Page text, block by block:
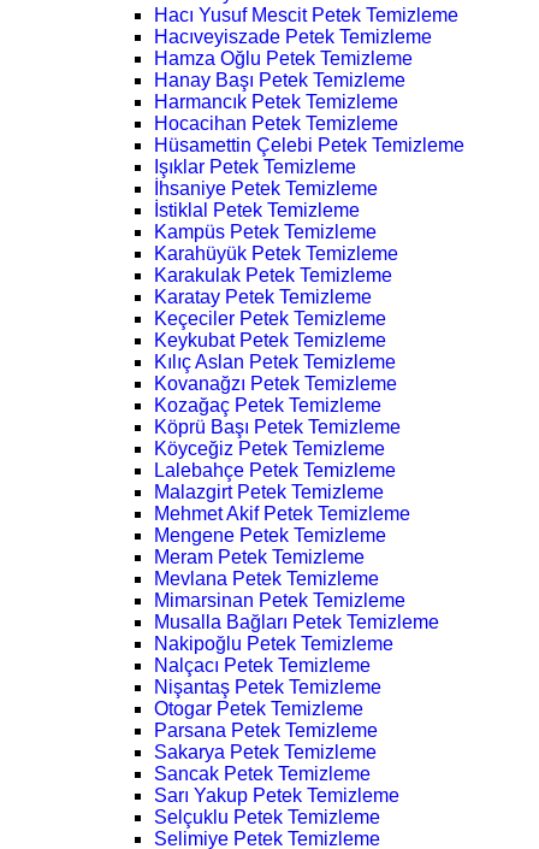
Hacı Yusuf Mescit Petek Temizleme
Hacıveyiszade Petek Temizleme
Hamza Oğlu Petek Temizleme
Hanay Başı Petek Temizleme
Harmancık Petek Temizleme
Hocacihan Petek Temizleme
Hüsamettin Çelebi Petek Temizleme
Işıklar Petek Temizleme
İhsaniye Petek Temizleme
İstiklal Petek Temizleme
Kampüs Petek Temizleme
Karahüyük Petek Temizleme
Karakulak Petek Temizleme
Karatay Petek Temizleme
Keçeciler Petek Temizleme
Keykubat Petek Temizleme
Kılıç Aslan Petek Temizleme
Kovanağzı Petek Temizleme
Kozağaç Petek Temizleme
Köprü Başı Petek Temizleme
Köyceğiz Petek Temizleme
Lalebahçe Petek Temizleme
Malazgirt Petek Temizleme
Mehmet Akif Petek Temizleme
Mengene Petek Temizleme
Meram Petek Temizleme
Mevlana Petek Temizleme
Mimarsinan Petek Temizleme
Musalla Bağları Petek Temizleme
Nakipoğlu Petek Temizleme
Nalçacı Petek Temizleme
Nişantaş Petek Temizleme
Otogar Petek Temizleme
Parsana Petek Temizleme
Sakarya Petek Temizleme
Sancak Petek Temizleme
Sarı Yakup Petek Temizleme
Selçuklu Petek Temizleme
Selimiye Petek Temizleme